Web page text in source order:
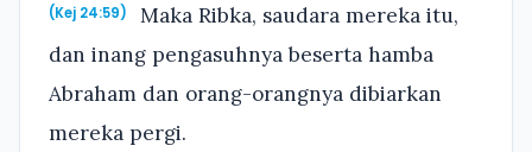
(Kej 24:59)
Maka Ribka, saudara mereka itu,
dan inang pengasuhnya beserta hamba
Abraham dan orang-orangnya dibiarkan
mereka pergi.